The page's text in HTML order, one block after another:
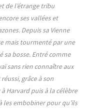
de l’étrange tribu
ses vallées et
Depuis sa Vienne
mais tourmenté par une
sa bosse. Entré comme
sans rien connaître aux
grâce à son
Harvard puis à la célèbre
les embobiner pour qu’ils